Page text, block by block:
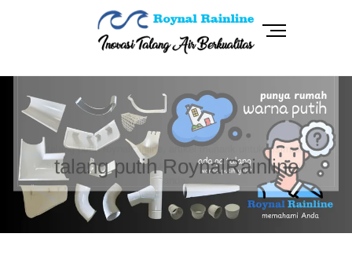
RoynalRainline
INOVASI TALANG AIR BERKUALITAS
M
B
u
t
t
o
n
talang putih roynalrainline, artikel menarik untuk disimak,
seputar talang yang sesuai dengan desain exterior rumah
anda.
talang putih RoynalRainline
CONTINUE READING HOTLINE